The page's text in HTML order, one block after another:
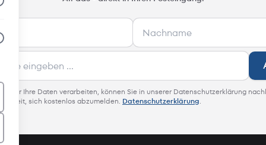
wir Ihre Daten verarbeiten, können Sie in unserer Datenschutzerklärung
sich kostenlos abzumelden. Datenschutzerklärung.